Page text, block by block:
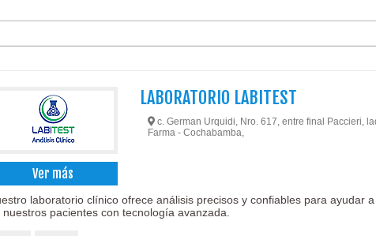
Ver más
LABORATORIO LABITEST
c. German Urquidi, Nro. 617, entre final Paccieri,
Farma - Cochabamba,
laboratorio clínico ofrece análisis precisos y confiables para ayudar
nuestros pacientes con tecnología avanzada.